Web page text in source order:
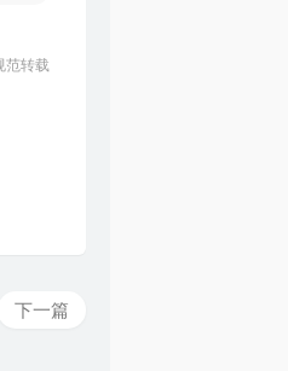
范转载
下一篇